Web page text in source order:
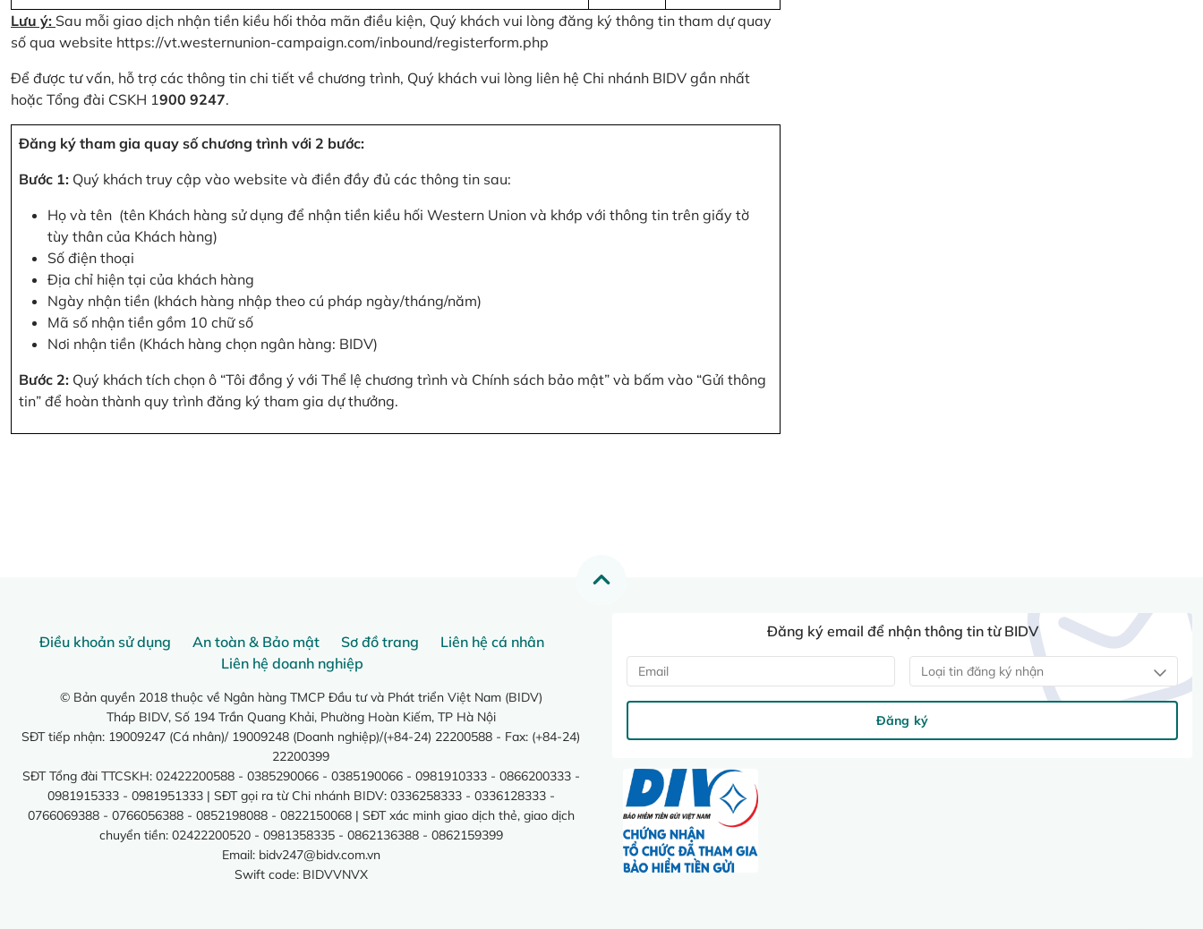
Lưu ý: Sau mỗi giao dịch nhận tiền kiều hối thỏa mãn điều kiện, Quý khách vui lòng đăng ký thông tin tham dự quay
số qua website https://vt.westernunion-campaign.com/inbound/registerform.php
Để được tư vấn, hỗ trợ các thông tin chi tiết về chương trình, Quý khách vui lòng liên hệ Chi nhánh BIDV gần nhất
hoặc Tổng đài CSKH 1900 9247.
Đăng ký tham gia quay số chương trình với 2 bước:
Bước 1: Quý khách truy cập vào website và điền đầy đủ các thông tin sau:
Họ và tên (tên Khách hàng sử dụng để nhận tiền kiều hối Western Union và khớp với thông tin trên giấy tờ
tùy thân của Khách hàng)
Số điện thoại
Địa chỉ hiện tại của khách hàng
Ngày nhận tiền (khách hàng nhập theo cú pháp ngày/tháng/năm)
Mã số nhận tiền gồm 10 chữ số
Nơi nhận tiền (Khách hàng chọn ngân hàng: BIDV)
Bước 2: Quý khách tích chọn ô “Tôi đồng ý với Thể lệ chương trình và Chính sách bảo mật” và bấm vào “Gửi thông
tin” để hoàn thành quy trình đăng ký tham gia dự thưởng.
Điều khoản sử dụng An toàn & Bảo mật Sơ đồ trang
Liên hệ cá nhân
Liên hệ doanh nghiệp
© Bản quyền 2018 thuộc về Ngân hàng TMCP Đầu tư và Phát triển Việt Nam (BIDV)
Tháp BIDV, Số 194 Trần Quang Khải, Phường Hoàn Kiếm, TP Hà Nội
SĐT tiếp nhận: 19009247 (Cá nhân)/ 19009248 (Doanh nghiệp)/(+84-24) 22200588 - Fax: (+84-24)
22200399
SĐT Tổng đài TTCSKH: 02422200588 - 0385290066 - 0385190066 - 0981910333 - 0866200333 -
0981915333 - 0981951333 | SĐT gọi ra từ Chi nhánh BIDV: 0336258333 - 0336128333 -
0766069388 - 0766056388 - 0852198088 - 0822150068 | SĐT xác minh giao dịch thẻ, giao dịch
chuyển tiền: 02422200520 - 0981358335 - 0862136388 - 0862159399
Email: bidv247@bidv.com.vn
Swift code: BIDVVNVX
Đăng ký email để nhận thông tin từ BIDV
Loại tin đăng ký nhận
Đăng ký